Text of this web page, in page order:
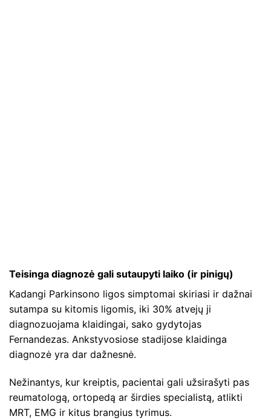
Teisinga diagnozė gali sutaupyti laiko (ir pinigų)
Kadangi Parkinsono ligos simptomai skiriasi ir dažnai
sutampa su kitomis ligomis, iki 30% atvejų ji
diagnozuojama klaidingai, sako gydytojas
Fernandezas. Ankstyvosiose stadijose klaidinga
diagnozė yra dar dažnesnė.
Nežinantys, kur kreiptis, pacientai gali užsirašyti pas
reumatologą, ortopedą ar širdies specialistą, atlikti
MRT, EMG ir kitus brangius tyrimus.